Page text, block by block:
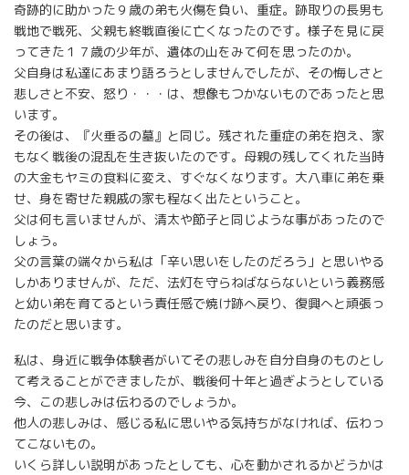
奇跡的に助かった９歳の弟も火傷を負い、重症。跡取りの長男も
戦地で戦死、父親も終戦直後に亡くなったのです。様子を見に戻
ってきた１７歳の少年が、遺体の山をみて何を思ったのか。
父自身は私達にあまり語ろうとしませんでしたが、その悔しさと
悲しさと不安、怒り・・・は、想像もつかないものであったと思
います。
その後は、『火垂るの墓』と同じ。残された重症の弟を抱え、家
もなく戦後の混乱を生き抜いたのです。母親の残してくれた当時
の大金もヤミの食料に変え、すぐなくなります。大八車に弟を乗
せ、身を寄せた親戚の家も程なく出たということ。
父は何も言いませんが、清太や節子と同じような事があったので
しょう。
父の言葉の端々から私は「辛い思いをしたのだろう」と思いやる
しかありませんが、ただ、法灯を守らねばならないという義務感
と幼い弟を育てるという責任感で焼け跡へ戻り、復興へと頑張っ
たのだと思います。
私は、身近に戦争体験者がいてその悲しみを自分自身のものとし
て考えることができましたが、戦後何十年と過ぎようとしている
今、この悲しみは伝わるのでしょうか。
他人の悲しみは、感じる私に思いやる気持ちがなければ、伝わっ
てこないもの。
いくら詳しい説明があったとしても、心を動かされるかどうかは